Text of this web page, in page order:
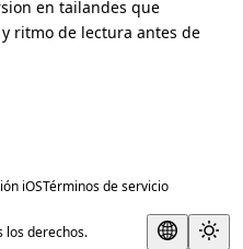
en tailandes que
ritmo de lectura antes de
iOSTérminos de servicio
los derechos.